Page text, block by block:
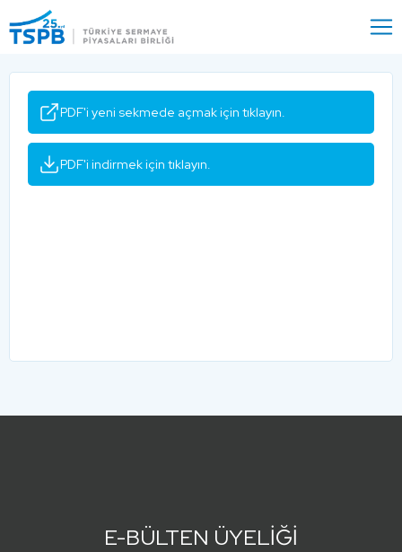
Close
PDF'i yeni sekmede açmak için tıklayın.
PDF'i indirmek için tıklayın.
E-BÜLTEN ÜYELİĞİ